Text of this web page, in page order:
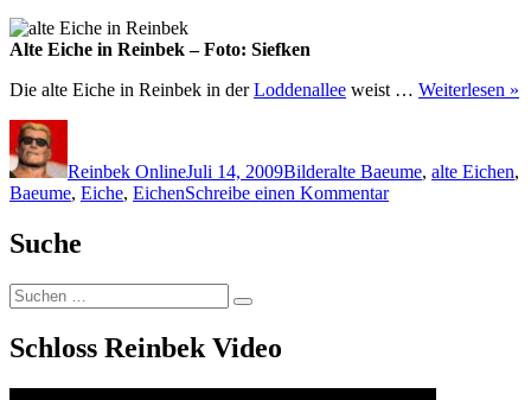
Alte Eiche in Reinbek – Foto: Siefken
Die alte Eiche in Reinbek in derLoddenallee weist … Weiterlesen »
Reinbek OnlineJuli 14, 2009Bilderalte Baeume, alte Eichen,
Baeume, Eiche, EichenSchreibe einen Kommentarzu
Suche
Suchen
nach:
Suchen
Schloss Reinbek Video